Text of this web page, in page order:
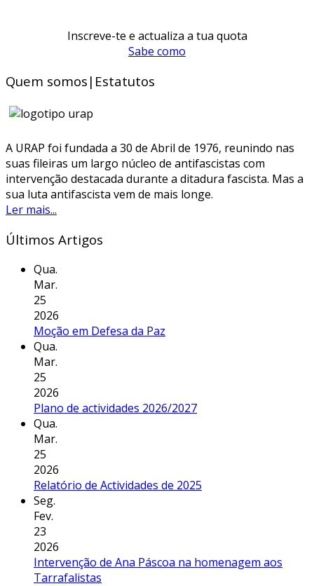
Inscreve-te e actualiza a tua quota
Sabe como
Quem somos|Estatutos
A URAP foi fundada a 30 de Abril de 1976, reunindo nas
suas fileiras um largo núcleo de antifascistas com
intervenção destacada durante a ditadura fascista. Mas a
sua luta antifascista vem de mais longe.
Ler mais...
Últimos Artigos
Qua.
Mar.
25
2026
Moção em Defesa da Paz
Qua.
Mar.
25
2026
Plano de actividades 2026/2027
Qua.
Mar.
25
2026
Relatório de Actividades de 2025
Seg.
Fev.
23
2026
Intervenção de Ana Páscoa na homenagem aos
Tarrafalistas